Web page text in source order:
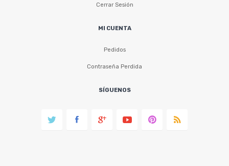
Cerrar Sesión
MI CUENTA
Pedidos
Contraseña Perdida
SÍGUENOS